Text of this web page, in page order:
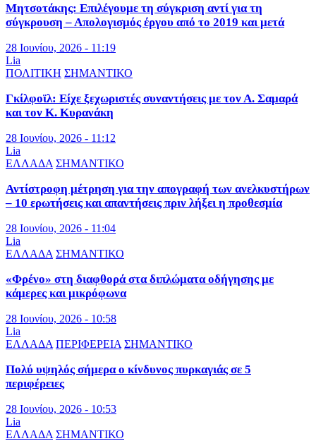
Μητσοτάκης: Επιλέγουμε τη σύγκριση αντί για τη
σύγκρουση – Απολογισμός έργου από το 2019 και μετά
28 Ιουνίου, 2026 - 11:19
Lia
ΠΟΛΙΤΙΚΗ ΣΗΜΑΝΤΙΚΟ
Γκίλφοϊλ: Είχε ξεχωριστές συναντήσεις με τον Α. Σαμαρά
και τον Κ. Κυρανάκη
28 Ιουνίου, 2026 - 11:12
Lia
ΕΛΛΑΔΑ ΣΗΜΑΝΤΙΚΟ
Αντίστροφη μέτρηση για την απογραφή των ανελκυστήρων
– 10 ερωτήσεις και απαντήσεις πριν λήξει η προθεσμία
28 Ιουνίου, 2026 - 11:04
Lia
ΕΛΛΑΔΑ ΣΗΜΑΝΤΙΚΟ
«Φρένο» στη διαφθορά στα διπλώματα οδήγησης με
κάμερες και μικρόφωνα
28 Ιουνίου, 2026 - 10:58
Lia
ΕΛΛΑΔΑ ΠΕΡΙΦΕΡΕΙΑ ΣΗΜΑΝΤΙΚΟ
Πολύ υψηλός σήμερα ο κίνδυνος πυρκαγιάς σε 5
περιφέρειες
28 Ιουνίου, 2026 - 10:53
Lia
ΕΛΛΑΔΑ ΣΗΜΑΝΤΙΚΟ